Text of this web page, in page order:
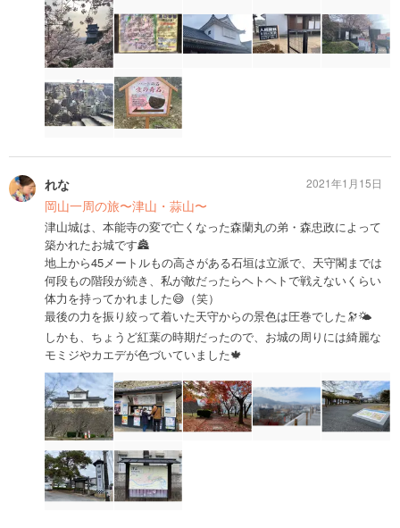
れな
岡山一周の旅〜津山・蒜山〜
津山城は、本能寺の変で亡くなった森蘭丸の弟・森忠政によって
築かれたお城です🏯
地上から45メートルもの高さがある石垣は立派で、天守閣までは
何段もの階段が続き、私が敵だったらヘトヘトで戦えないくらい
体力を持ってかれました😅（笑）
最後の力を振り絞って着いた天守からの景色は圧巻でした🔭🌤
しかも、ちょうど紅葉の時期だったので、お城の周りには綺麗な
モミジやカエデが色づいていました🍁
2021年1月15日